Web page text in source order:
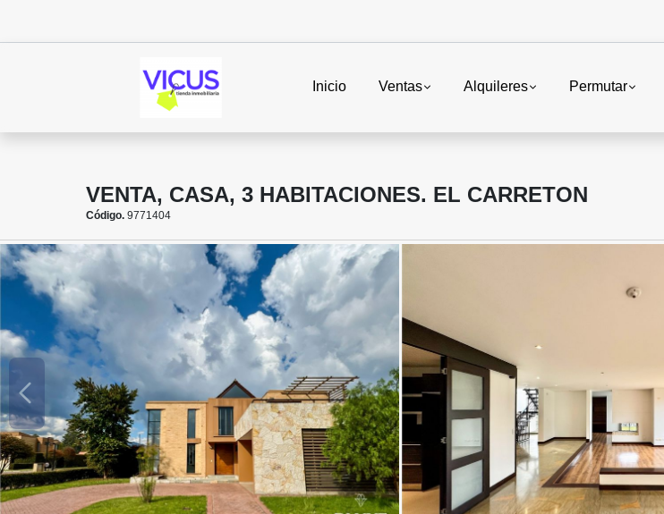
Inicio Ventas Alquileres Permutar
VENTA, CASA, 3 HABITACIONES. EL CARRETON
Código. 9771404